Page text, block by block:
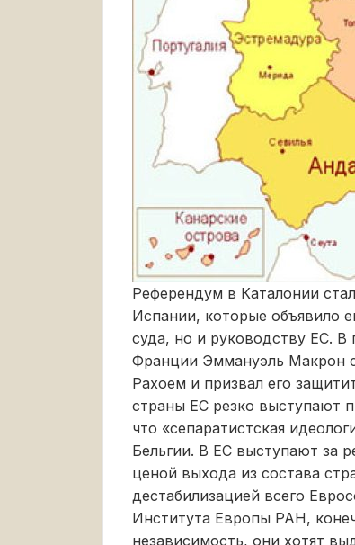
Референдум в Каталонии
Испании, которые объявило
суда, но и руководству ЕС. В
Франции Эммануэль Макрон
Рахоем и призвал его
страны ЕС резко выступают
что «сепаратистская
Бельгии. В ЕС выступают за
ценой выхода из состава
дестабилизацией всего
Института Европы РАН,
независимость, они хотят